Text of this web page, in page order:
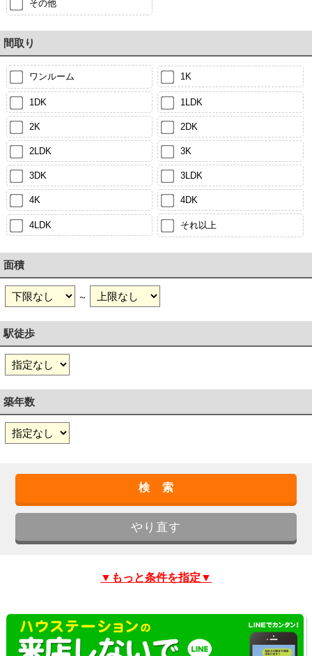
その他
間取り
ワンルーム 1K
1DK 1LDK
2K 2DK
2LDK 3K
3DK 3LDK
4K 4DK
4LDK それ以上
面積
～
駅徒歩
築年数
▼もっと条件を指定▼